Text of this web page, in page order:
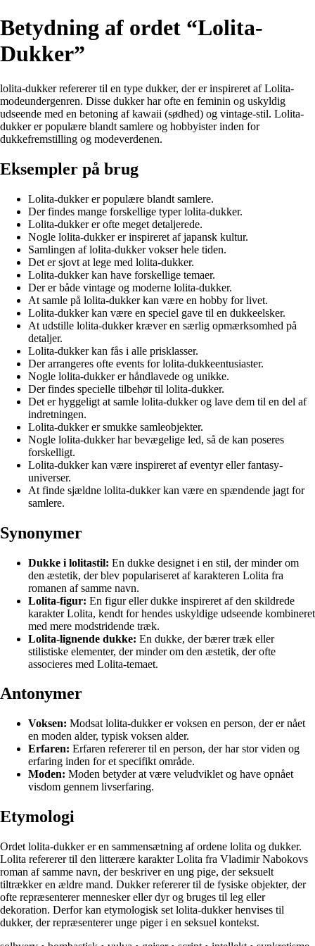
Betydning af ordet “Lolita-
Dukker”
lolita-dukker refererer til en type dukker, der er inspireret af Lolita-
modeundergenren. Disse dukker har ofte en feminin og uskyldig
udseende med en betoning af kawaii (sødhed) og vintage-stil. Lolita-
dukker er populære blandt samlere og hobbyister inden for
dukkefremstilling og modeverdenen.
Eksempler på brug
Lolita-dukker er populære blandt samlere.
Der findes mange forskellige typer lolita-dukker.
Lolita-dukker er ofte meget detaljerede.
Nogle lolita-dukker er inspireret af japansk kultur.
Samlingen af lolita-dukker vokser hele tiden.
Det er sjovt at lege med lolita-dukker.
Lolita-dukker kan have forskellige temaer.
Der er både vintage og moderne lolita-dukker.
At samle på lolita-dukker kan være en hobby for livet.
Lolita-dukker kan være en speciel gave til en dukkeelsker.
At udstille lolita-dukker kræver en særlig opmærksomhed på
detaljer.
Lolita-dukker kan fås i alle prisklasser.
Der arrangeres ofte events for lolita-dukkeentusiaster.
Nogle lolita-dukker er håndlavede og unikke.
Der findes specielle tilbehør til lolita-dukker.
Det er hyggeligt at samle lolita-dukker og lave dem til en del af
indretningen.
Lolita-dukker er smukke samleobjekter.
Nogle lolita-dukker har bevægelige led, så de kan poseres
forskelligt.
Lolita-dukker kan være inspireret af eventyr eller fantasy-
universer.
At finde sjældne lolita-dukker kan være en spændende jagt for
samlere.
Synonymer
Dukke i lolitastil: En dukke designet i en stil, der minder om
den æstetik, der blev populariseret af karakteren Lolita fra
romanen af samme navn.
Lolita-figur: En figur eller dukke inspireret af den skildrede
karakter Lolita, kendt for hendes uskyldige udseende kombineret
med mere modstridende træk.
Lolita-lignende dukke: En dukke, der bærer træk eller
stilistiske elementer, der minder om den æstetik, der ofte
associeres med Lolita-temaet.
Antonymer
Voksen: Modsat lolita-dukker er voksen en person, der er nået
en moden alder, typisk voksen alder.
Erfaren: Erfaren refererer til en person, der har stor viden og
erfaring inden for et specifikt område.
Moden: Moden betyder at være veludviklet og have opnået
visdom gennem livserfaring.
Etymologi
Ordet lolita-dukker er en sammensætning af ordene lolita og dukker.
Lolita refererer til den litterære karakter Lolita fra Vladimir Nabokovs
roman af samme navn, der beskriver en ung pige, der seksuelt
tiltrækker en ældre mand. Dukker refererer til de fysiske objekter, der
ofte repræsenterer mennesker eller dyr og bruges til leg eller
dekoration. Derfor kan etymologisk set lolita-dukker henvises til
dukker, der repræsenterer unge piger i en seksuel kontekst.